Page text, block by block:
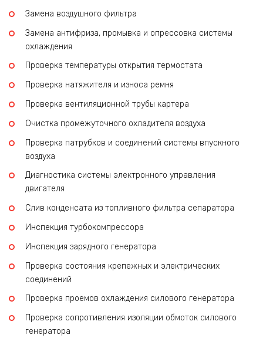
Замена воздушного фильтра
Замена антифриза, промывка и опрессовка системы
охлаждения
Проверка температуры открытия термостата
Проверка натяжителя и износа ремня
Проверка вентиляционной трубы картера
Очистка промежуточного охладителя воздуха
Проверка патрубков и соединений системы впускного
воздуха
Диагностика системы электронного управления
двигателя
Слив конденсата из топливного фильтра сепаратора
Инспекция турбокомпрессора
Инспекция зарядного генератора
Проверка состояния крепежных и электрических
соединений
Проверка проемов охлаждения силового генератора
Проверка сопротивления изоляции обмоток силового
генератора